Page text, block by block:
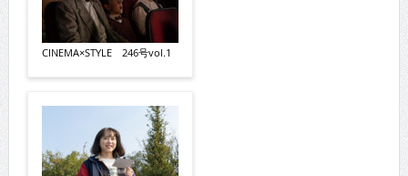
CINEMA×STYLE 246号vol.1